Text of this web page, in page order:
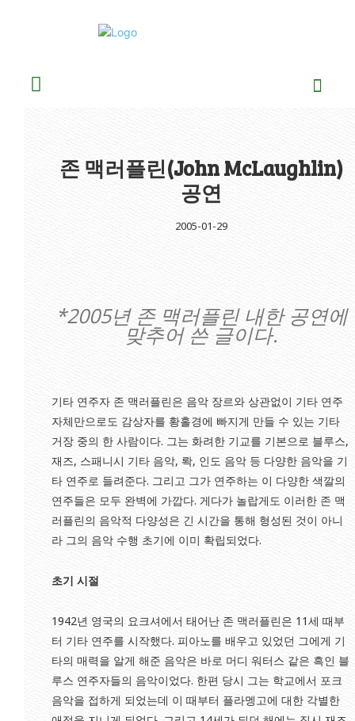
존 맥러플린(John McLaughlin)
공연
2005-01-29
*2005년 존 맥러플린 내한 공연에
맞추어 쓴 글이다.
기타 연주자 존 맥러플린은 음악 장르와 상관없이 기타 연주
자체만으로도 감상자를 황홀경에 빠지게 만들 수 있는 기타
거장 중의 한 사람이다. 그는 화려한 기교를 기본으로 블루스,
재즈, 스패니시 기타 음악, 롹, 인도 음악 등 다양한 음악을 기
타 연주로 들려준다. 그리고 그가 연주하는 이 다양한 색깔의
연주들은 모두 완벽에 가깝다. 게다가 놀랍게도 이러한 존 맥
러플린의 음악적 다양성은 긴 시간을 통해 형성된 것이 아니
라 그의 음악 수행 초기에 이미 확립되었다.
초기 시절
1942년 영국의 요크셔에서 태어난 존 맥러플린은 11세 때부
터 기타 연주를 시작했다. 피아노를 배우고 있었던 그에게 기
타의 매력을 알게 해준 음악은 바로 머디 워터스 같은 흑인 블
루스 연주자들의 음악이었다. 한편 당시 그는 학교에서 포크
음악을 접하게 되었는데 이 때부터 플라멩고에 대한 각별한